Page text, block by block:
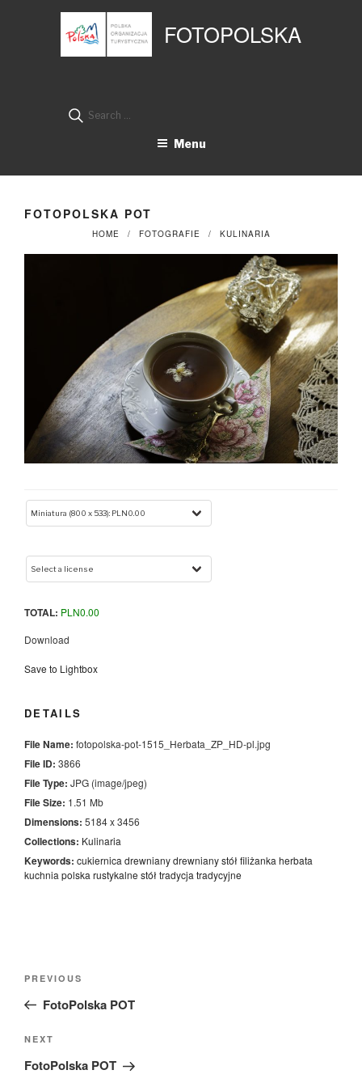
FOTOPOLSKA
Search
Menu
FOTOPOLSKA POT
HOME FOTOGRAFIE KULINARIA
TOTAL: PLN0.00
Download
Save to Lightbox
DETAILS
File Name: fotopolska-pot-1515_Herbata_ZP_HD-pl.jpg
File ID: 3866
File Type: JPG (image/jpeg)
File Size: 1.51 Mb
Dimensions: 5184 x 3456
Collections: Kulinaria
Keywords: cukiernica drewnianydrewniany stół filiżanka herbata
kuchnia polska rustykalne stół tradycja tradycyjne
Previous
Post
PREVIOUS
FotoPolska POT
Next
Post
NEXT
FotoPolska POT
Panel zarządzania plikami cookies